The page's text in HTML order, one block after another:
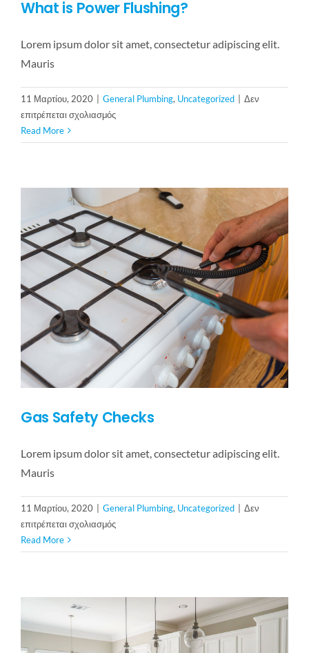
What is Power Flushing?
Lorem ipsum dolor sit amet, consectetur adipiscing elit.
Mauris
11 Μαρτίου, 2020 General Plumbing, Uncategorized
Δεν
επιτρέπεται σχολιασμόςστο
is
Read More
Gas Safety Checks
Lorem ipsum dolor sit amet, consectetur adipiscing elit.
Mauris
11 Μαρτίου, 2020 General Plumbing, Uncategorized
Δεν
επιτρέπεται σχολιασμόςστο
Safety
Read More